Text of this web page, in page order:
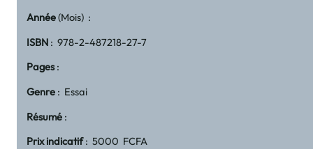
Année(Mois) :
ISBN : 978-2-487218-27-7
Pages:
Genre : Essai
Résumé :
Prix indicatif: 5000 FCFA